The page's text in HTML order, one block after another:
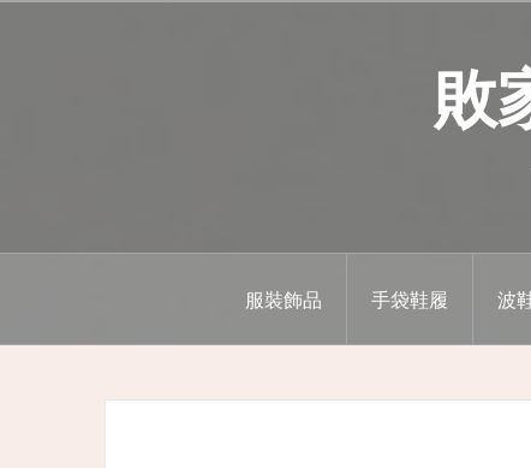
敗
服裝飾品 手袋鞋履 波